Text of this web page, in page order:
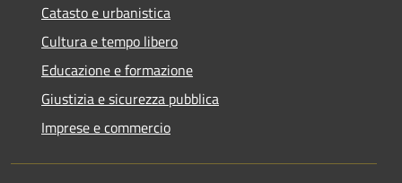
Catasto e urbanistica
Cultura e tempo libero
Educazione e formazione
Giustizia e sicurezza pubblica
Imprese e commercio